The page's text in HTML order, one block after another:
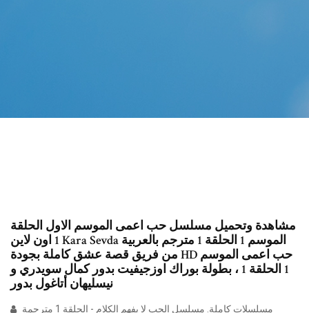
مشاهدة وتحميل مسلسل حب اعمى الموسم الاول الحلقة
1 اون لاين Kara Sevda الموسم 1 الحلقة 1 مترجم بالعربية
من فريق قصة عشق كاملة بجودة HD حب اعمى الموسم
1 الحلقة 1 ، بطولة بوراك اوزجيفيت بدور كمال سويدري و
نيسليهان أتاغول بدور